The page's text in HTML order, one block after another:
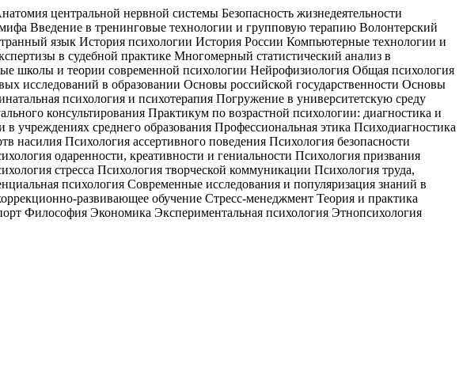
центральной нервной системы Безопасность жизнедеятельности
Введение в тренинговые технологии и групповую терапию Волонтерский
язык История психологии История России Компьютерные технологии и
в судебной практике Многомерный статистический анализ в
школы и теории современной психологии Нейрофизиология Общая психология
исследований в образовании Основы российской государственности Основы
психология и психотерапия Погружение в университетскую среду
консультирования Практикум по возрастной психологии: диагностика и
учреждениях среднего образования Профессиональная этика Психодиагностика
насилия Психология ассертивного поведения Психология безопасности
одаренности, креативности и гениальности Психология призвания
стресса Психология творческой коммуникации Психология труда,
психология Современные исследования и популяризация знаний в
развивающее обучение Стресс-менеджмент Теория и практика
Философия Экономика Экспериментальная психология Этнопсихология